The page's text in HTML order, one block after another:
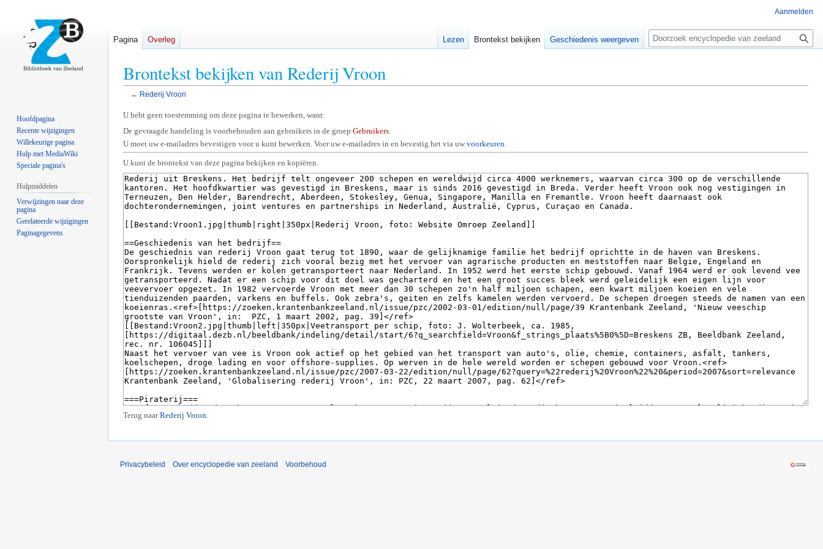
Brontekst bekijken van Rederij Vroon
← Rederij Vroon
Naar
navigatie
springen
Naar
zoeken
springen
U hebt geen toestemming om deze pagina te bewerken, want:
De gevraagde handeling is voorbehouden aan gebruikers in de groep Gebruikers.
U moet uw e-mailadres bevestigen voor u kunt bewerken. Voer uw e-mailadres in en bevestig het via uw voorkeuren.
U kunt de brontekst van deze pagina bekijken en kopiëren.
Terug naarRederij Vroon.
Aanmelden
Pagina Overleg Lezen Brontekst bekijken Geschiedenis weergeven
Z
e
Hoofdpagina
Recente wijzigingen
Willekeurige pagina
Hulp met MediaWiki
Speciale pagina's
Hulpmiddelen
Verwijzingen naar deze
pagina
Gerelateerde wijzigingen
Paginagegevens
Privacybeleid Over encyclopedie van zeeland Voorbehoud